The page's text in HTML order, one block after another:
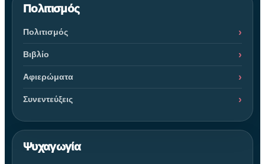
Πολιτισμός
Πολιτισμός
Βιβλίο
Αφιερώματα
Συνεντεύξεις
Ψυχαγωγία